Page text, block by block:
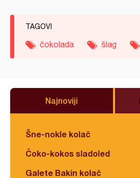
TAGOVI
čokolada šlag
Najnoviji
Šne-nokle kolač
Čoko-kokos sladoled
Galete Bakin kolač